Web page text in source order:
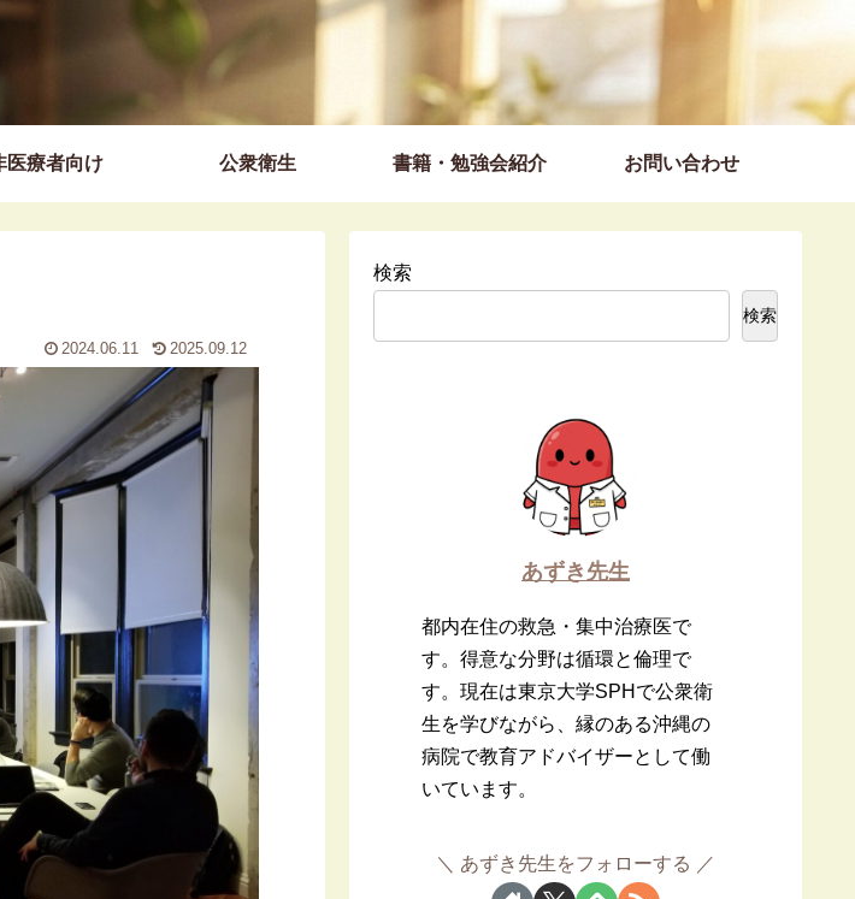
医療者向け 公衆衛生 書籍・勉強会紹介 お問い合わせ
2024.06.11 2025.09.12
検索
検索
あずき先生
都内在住の救急・集中治療医で
す。得意な分野は循環と倫理で
す。現在は東京大学SPHで公衆衛
生を学びながら、縁のある沖縄の
病院で教育アドバイザーとして働
いています。
あずき先生をフォローする